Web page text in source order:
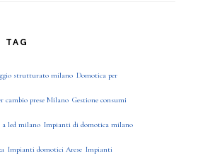
TAG
strutturato milano Domotica per
cambio prese Milano Gestione consumi
led milano Impianti di domotica milano
Impianti domotici Arese Impianti